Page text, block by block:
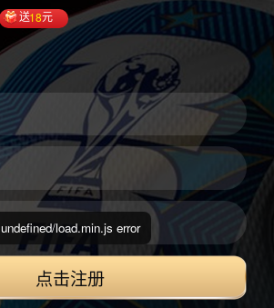
送18元
点击注册
undefined/load.min.js error